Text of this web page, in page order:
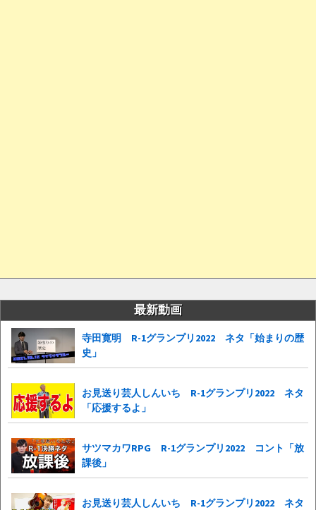
最新動画
寺田寛明 R-1グランプリ2022 ネタ「始まりの歴
史」
お見送り芸人しんいち R-1グランプリ2022 ネタ
「応援するよ」
サツマカワRPG R-1グランプリ2022 コント「放
課後」
お見送り芸人しんいち R-1グランプリ2022 ネタ